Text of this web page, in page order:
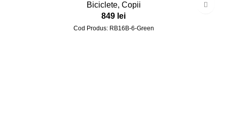
Biciclete, Copii
849 lei
Cod Produs: RB16B-6-Green